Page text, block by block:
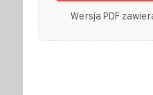
Wersja PDF